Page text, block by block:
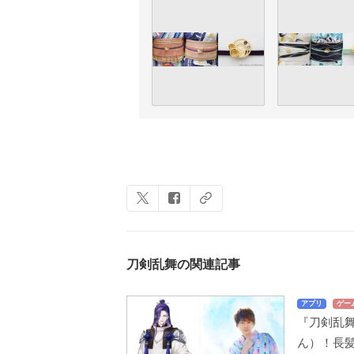
刀剣乱舞の関連記事
アプリ ゲー
『刀剣乱
ん）！長